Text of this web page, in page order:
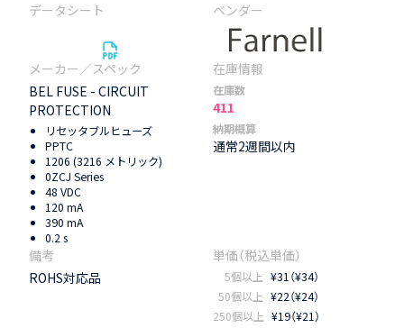
BEL FUSE - CIRCUIT
PROTECTION
リセッタブルヒューズ
PPTC
1206 (3216 メトリック)
0ZCJ Series
48 VDC
120 mA
390 mA
0.2 s
在庫数
411
納期概算
通常2週間以内
ROHS対応品 5個以上 ¥31（¥34）
50個以上 ¥22（¥24）
250個以上 ¥19（¥21）